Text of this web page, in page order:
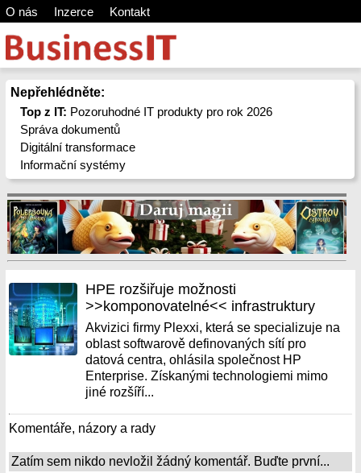
O nás Inzerce Kontakt
Nepřehlédněte:
Top z IT: Pozoruhodné IT produkty pro rok 2026
Správa dokumentů
Digitální transformace
Informační systémy
HPE rozšiřuje možnosti
>>komponovatelné<< infrastruktury
Akvizici firmy Plexxi, která se specializuje na
oblast softwarově definovaných sítí pro
datová centra, ohlásila společnost HP
Enterprise. Získanými technologiemi mimo
jiné rozšíří...
Komentáře, názory a rady
Zatím sem nikdo nevložil žádný komentář. Buďte první...